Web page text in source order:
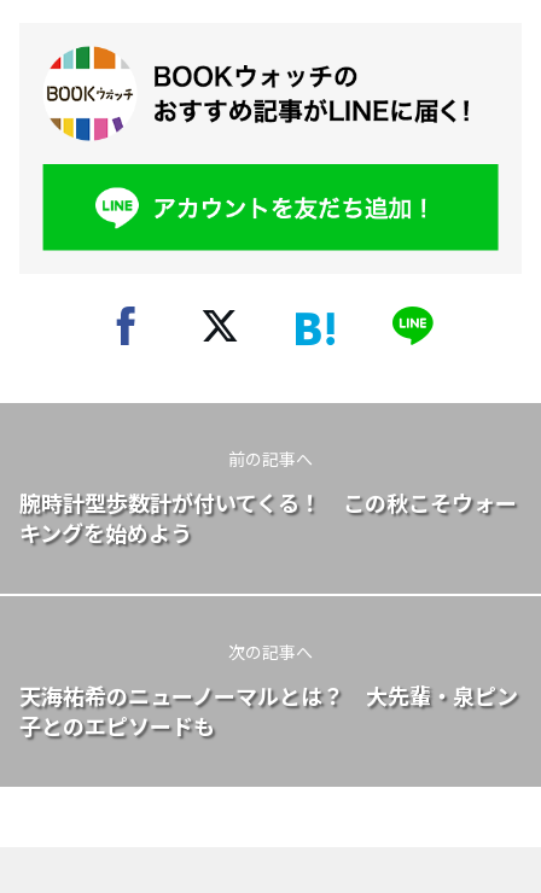
前の記事へ
腕時計型歩数計が付いてくる！ この秋こそウォー
キングを始めよう
次の記事へ
天海祐希のニューノーマルとは？ 大先輩・泉ピン
子とのエピソードも